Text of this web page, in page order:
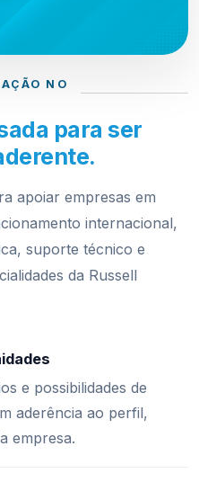
NO
para ser
apoiar empresas em
internacional,
suporte técnico e
da Russell
e possibilidades de
aderência ao perfil,
empresa.